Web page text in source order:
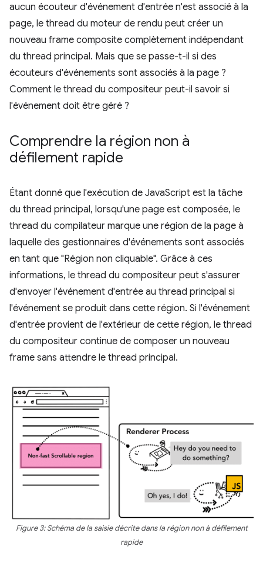
aucun écouteur d'événement d'entrée n'est associé à la
page, le thread du moteur de rendu peut créer un
nouveau frame composite complètement indépendant
du thread principal. Mais que se passe-t-il si des
écouteurs d'événements sont associés à la page ?
Comment le thread du compositeur peut-il savoir si
l'événement doit être géré ?
Comprendre la région non à
défilement rapide
Étant donné que l'exécution de JavaScript est la tâche
du thread principal, lorsqu'une page est composée, le
thread du compilateur marque une région de la page à
laquelle des gestionnaires d'événements sont associés
en tant que "Région non cliquable". Grâce à ces
informations, le thread du compositeur peut s'assurer
d'envoyer l'événement d'entrée au thread principal si
l'événement se produit dans cette région. Si l'événement
d'entrée provient de l'extérieur de cette région, le thread
du compositeur continue de composer un nouveau
frame sans attendre le thread principal.
Figure 3: Schéma de la saisie décrite dans la région non à défilement
rapide